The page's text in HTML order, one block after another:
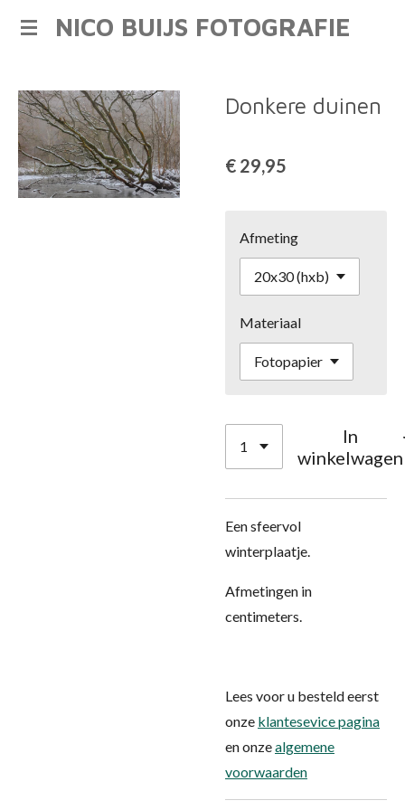
Ga
de
hoofdinhoud
NICO BUIJS FOTOGRAFIE
Donkere duinen
€ 29,95
Afmeting
Materiaal
In
winkelwagen
Een sfeervol
winterplaatje.
Afmetingen in
centimeters.
Lees voor u besteld eerst
onze klantesevice pagina
en onzealgemene
voorwaarden